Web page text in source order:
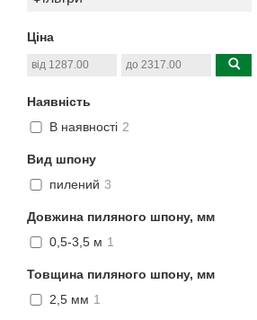
Ціна
Наявність
В наявності 2
Вид шпону
пилений 3
Довжина пиляного шпону, мм
0,5-3,5 м 1
Товщина пиляного шпону, мм
2,5 мм 1